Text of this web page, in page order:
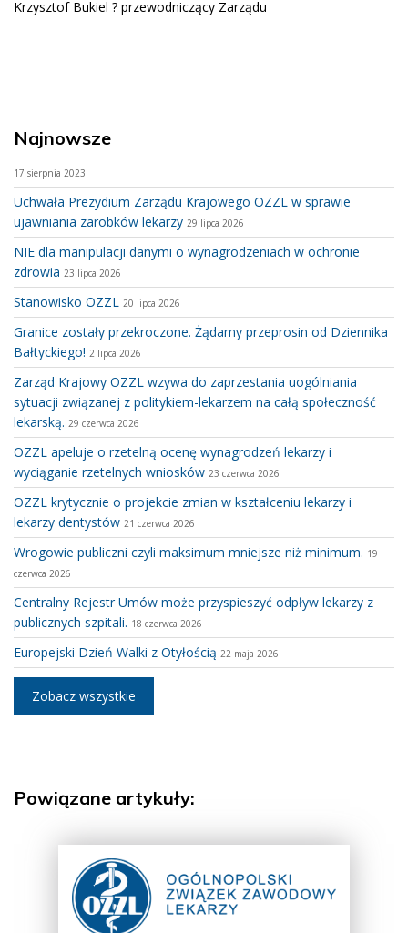
Krzysztof Bukiel ? przewodniczący Zarządu
Najnowsze
17 sierpnia 2023
Uchwała Prezydium Zarządu Krajowego OZZL w sprawie
ujawniania zarobków lekarzy 29 lipca 2026
NIE dla manipulacji danymi o wynagrodzeniach w ochronie
zdrowia 23 lipca 2026
Stanowisko OZZL 20 lipca 2026
Granice zostały przekroczone. Żądamy przeprosin od Dziennika
Bałtyckiego! 2 lipca 2026
Zarząd Krajowy OZZL wzywa do zaprzestania uogólniania
sytuacji związanej z politykiem-lekarzem na całą społeczność
lekarską. 29 czerwca 2026
OZZL apeluje o rzetelną ocenę wynagrodzeń lekarzy i
wyciąganie rzetelnych wniosków 23 czerwca 2026
OZZL krytycznie o projekcie zmian w kształceniu lekarzy i
lekarzy dentystów 21 czerwca 2026
Wrogowie publiczni czyli maksimum mniejsze niż minimum. 19
czerwca 2026
Centralny Rejestr Umów może przyspieszyć odpływ lekarzy z
publicznych szpitali. 18 czerwca 2026
Europejski Dzień Walki z Otyłością 22 maja 2026
Zobacz wszystkie
Powiązane artykuły: